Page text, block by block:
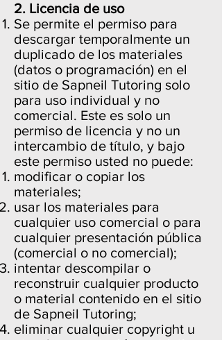
2. Licencia de uso
Se permite el permiso para
descargar temporalmente un
duplicado de los materiales
(datos o programación) en el
sitio de Sapneil Tutoring solo
para uso individual y no
comercial. Este es solo un
permiso de licencia y no un
intercambio de título, y bajo
este permiso usted no puede:
modificar o copiar los
materiales;
usar los materiales para
cualquier uso comercial o para
cualquier presentación pública
(comercial o no comercial);
intentar descompilar o
reconstruir cualquier producto
o material contenido en el sitio
de Sapneil Tutoring;
eliminar cualquier copyright u